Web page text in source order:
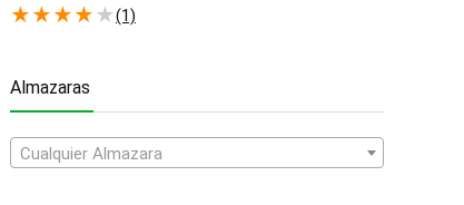
★★★★★(1)
Almazaras
Cualquier Almazara